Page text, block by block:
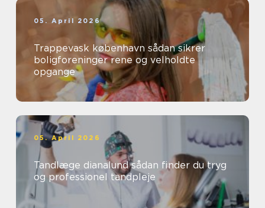
05. April 2026
Trappevask københavn sådan sikrer
boligforeninger rene og velholdte
opgange
05. April 2026
Tandlæge dianalund sådan finder du tryg
og professionel tandpleje